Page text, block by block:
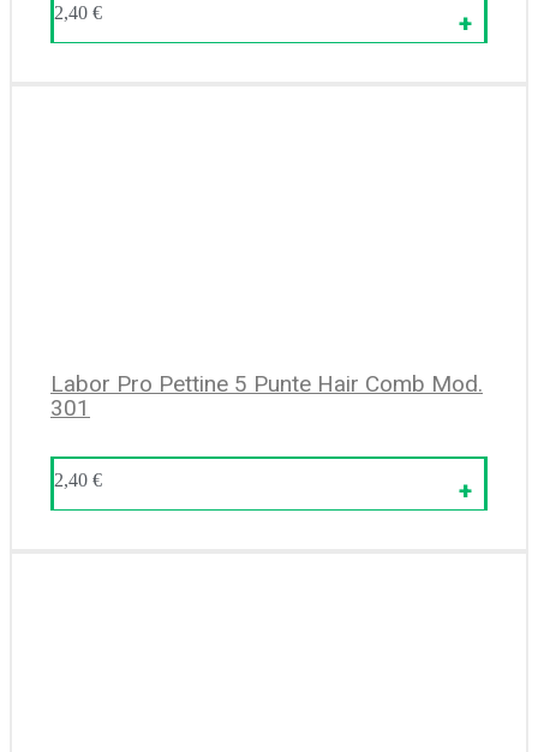
2,40 €
Labor Pro Pettine 5 Punte Hair Comb Mod.
301
2,40 €